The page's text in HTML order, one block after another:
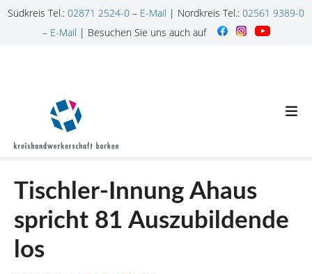
Südkreis Tel.: 02871 2524-0 – E-Mail | Nordkreis Tel.: 02561 9389-0
– E-Mail | Besuchen Sie uns auch auf
Tischler-Innung Ahaus
spricht 81 Auszubildende
los